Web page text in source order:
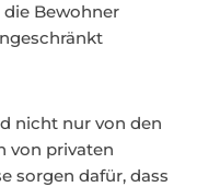
Bewohner
nicht nur von den
von privaten
sorgen dafür, dass